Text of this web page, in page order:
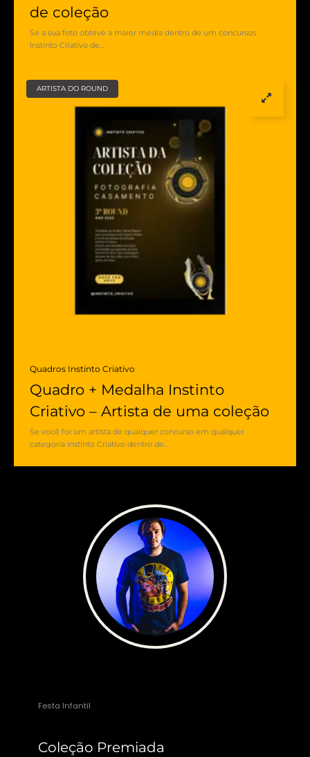
de coleção
Se a sua foto obteve a maior média dentro de um concursos
Instinto Criativo de…
ARTISTA DO ROUND
Quadros Instinto Criativo
Quadro + Medalha Instinto
Criativo – Artista de uma coleção
Se você foi um artista de qualquer concurso em qualquer
categoria Instinto Criativo dentro de…
Festa Infantil
Coleção Premiada